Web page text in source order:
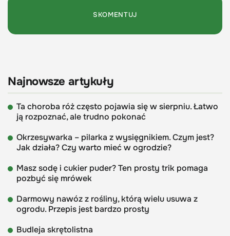
Najnowsze artykuły
Ta choroba róż często pojawia się w sierpniu. Łatwo
ją rozpoznać, ale trudno pokonać
Okrzesywarka – pilarka z wysięgnikiem. Czym jest?
Jak działa? Czy warto mieć w ogrodzie?
Masz sodę i cukier puder? Ten prosty trik pomaga
pozbyć się mrówek
Darmowy nawóz z rośliny, którą wielu usuwa z
ogrodu. Przepis jest bardzo prosty
Budleja skrętolistna